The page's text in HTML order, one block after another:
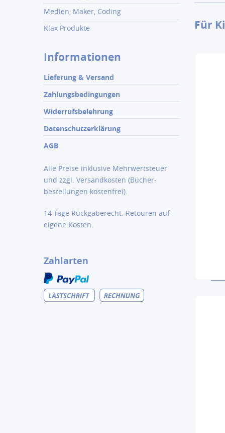
Für
Medien, Maker, Coding
Klax Produkte
Informationen
Lieferung & Versand
Zahlungsbedingungen
Widerrufsbelehrung
Datenschutzerklärung
AGB
Alle Preise inklusive Mehrwertsteuer
und zzgl. Versandkosten (Bücher­
bestellungen kostenfrei).
14 Tage Rückgaberecht. Retouren auf
eigene Kosten.
Zahlarten